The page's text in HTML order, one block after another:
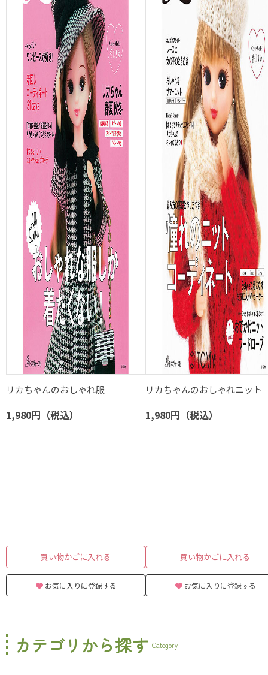
リカちゃんのおしゃれ服
1,980円（税込）
買い物かごに入れる
お気に入りに登録する
リカちゃんのおしゃれニット
1,980円（税込）
買い物かごに入れる
お気に入りに登録する
カテゴリから探す Category